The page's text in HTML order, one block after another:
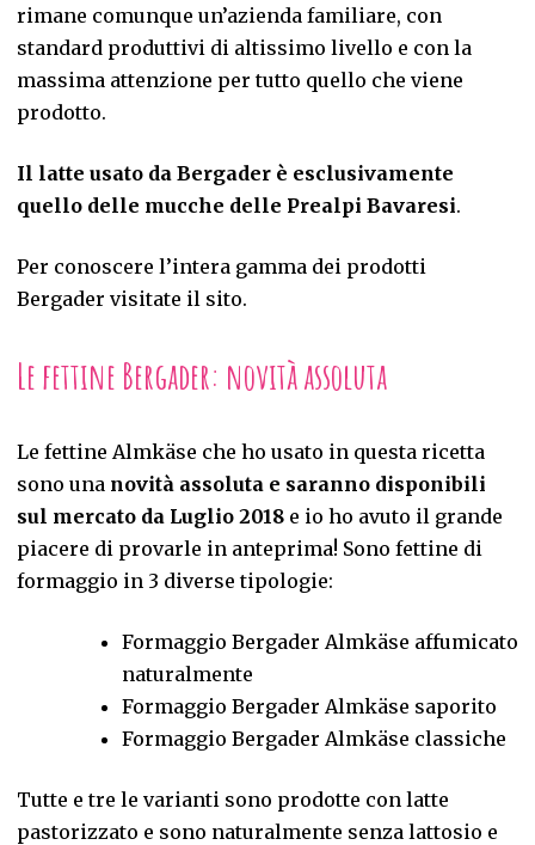
rimane comunque un’azienda familiare, con
standard produttivi di altissimo livello e con la
massima attenzione per tutto quello che viene
prodotto.
Il latte usato da Bergader è esclusivamente
quello delle mucche delle Prealpi Bavaresi.
Per conoscere l’intera gamma dei prodotti
Bergader visitate il sito.
Le fettine Bergader: novità assoluta
Le fettine Almkäse che ho usato in questa ricetta
sono una novità assoluta e saranno disponibili
sul mercato da Luglio 2018 e io ho avuto il grande
piacere di provarle in anteprima! Sono fettine di
formaggio in 3 diverse tipologie:
Formaggio Bergader Almkäse affumicato
naturalmente
Formaggio Bergader Almkäse saporito
Formaggio Bergader Almkäse classiche
Tutte e tre le varianti sono prodotte con latte
pastorizzato e sono naturalmente senza lattosio e